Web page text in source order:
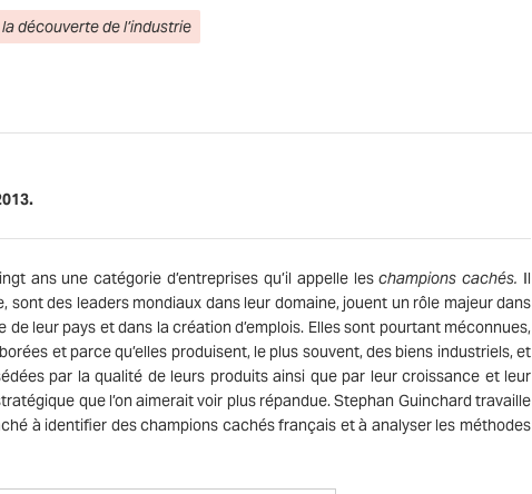
la découverte de l’industrie
ans une catégorie d’entreprises qu’il appelle leschampions cachés. Il
sont des leaders mondiaux dans leur domaine, jouent un rôle majeur dans
leur pays et dans la création d’emplois. Elles sont pourtant méconnues,
et parce qu’elles produisent, le plus souvent, des biens industriels, et
par la qualité de leurs produits ainsi que par leur croissance et leur
que l’on aimerait voir plus répandue. Stephan Guinchard travaille
à identifier des champions cachés français et à analyser les méthodes